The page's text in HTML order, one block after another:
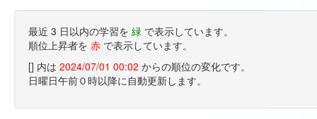
最近 3 日以内の学習を 緑 で表示しています。
順位上昇者を 赤 で表示しています。
[] 内は 2024/07/01 00:02 からの順位の変化です。
日曜日午前０時以降に自動更新します。